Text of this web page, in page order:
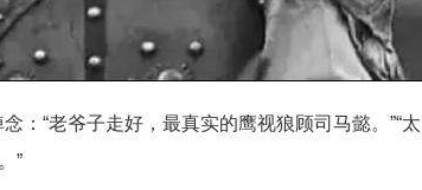
：“老爷子走好，最真实的鹰视狼顾司马懿。”“
”